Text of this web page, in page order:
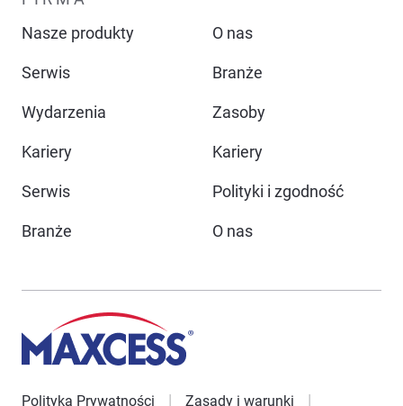
Nasze produkty
O nas
Serwis Branże
Wydarzenia Zasoby
Kariery Kariery
Serwis Polityki i zgodność
Branże O nas
Polityka Prywatności Zasady i warunki